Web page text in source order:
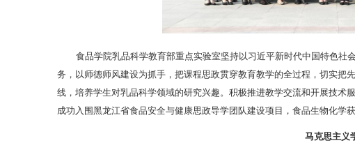
食品学院乳品科学教育部重点实验室坚持以习近平新时代中国特色社
务，以师德师风建设为抓手，把课程思政贯穿教育教学的全过程，切实把
线，培养学生对乳品科学领域的研究兴趣。积极推进教学交流和开展技术
成功入围黑龙江省食品安全与健康思政导学团队建设项目，食品生物化学
马克思主义